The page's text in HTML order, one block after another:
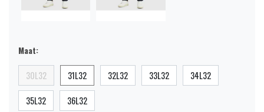
Maat:
30L32 31L32 32L32 33L32 34L32
35L32 36L32